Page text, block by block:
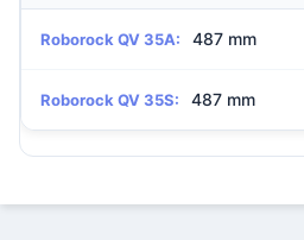
Roborock QV 35A: 487 mm
Roborock QV 35S: 487 mm